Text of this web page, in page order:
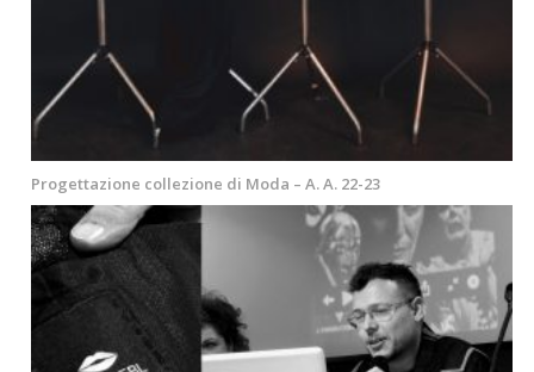
Progettazione collezione di Moda – A. A. 22-23